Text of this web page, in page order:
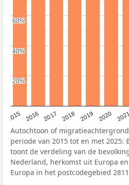
2015 2016 2017 2018 2019 2020
20%
20%
40%
40%
60%
60%
Autochtoon of
periode van 2015 tot en met 2025:
toont de verdeling van de
Nederland, herkomst uit Europa
Europa in het postcodegebied